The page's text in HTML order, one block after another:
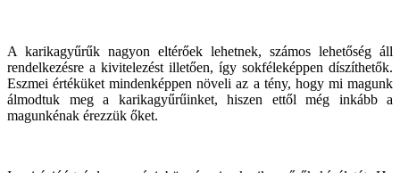
A karikagyűrűk nagyon eltérőek lehetnek, számos lehetőség áll
rendelkezésre a kivitelezést illetően, így sokféleképpen díszíthetők.
Eszmei értéküket mindenképpen növeli az a tény, hogy mi magunk
álmodtuk meg a karikagyűrűinket, hiszen ettől még inkább a
magunkénak érezzük őket.